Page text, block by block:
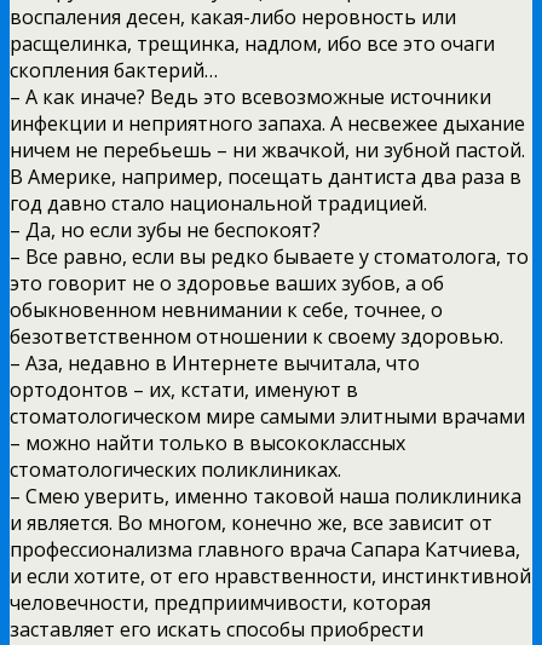
воспаления десен, какая-либо неровность или
расщелинка, трещинка, надлом, ибо все это очаги
скопления бактерий…
– А как иначе? Ведь это всевозможные источники
инфекции и неприятного запаха. А несвежее дыхание
ничем не перебьешь – ни жвачкой, ни зубной пастой.
В Америке, например, посещать дантиста два раза в
год давно стало национальной традицией.
– Да, но если зубы не беспокоят?
– Все равно, если вы редко бываете у стоматолога, то
это говорит не о здоровье ваших зубов, а об
обыкновенном невнимании к себе, точнее, о
безответственном отношении к своему здоровью.
– Аза, недавно в Интернете вычитала, что
ортодонтов – их, кстати, именуют в
стоматологическом мире самыми элитными врачами
– можно найти только в высококлассных
стоматологических поликлиниках.
– Смею уверить, именно таковой наша поликлиника
и является. Во многом, конечно же, все зависит от
профессионализма главного врача Сапара Катчиева,
и если хотите, от его нравственности, инстинктивной
человечности, предприимчивости, которая
заставляет его искать способы приобрести